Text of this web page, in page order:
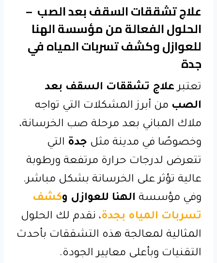
علاج تشققات السقف بعد الصب –
الحلول الفعالة من مؤسسة الهنا
للعوازل وكشف تسربات المياه في
جدة
تعتبر علاج تشققات السقف بعد
الصب من أبرز المشكلات التي تواجه
ملاك المباني بعد مرحلة صب الخرسانة،
وخصوصًا في مدينة مثل جدة التي
تتعرض لدرجات حرارة مرتفعة ورطوبة
عالية تؤثر على الخرسانة بشكل مباشر.
وفي مؤسسة الهنا للعوازل وكشف
تسربات المياه بجدة، نقدم لك الحلول
المثالية لمعالجة هذه التشققات بأحدث
التقنيات وبأعلى معايير الجودة.